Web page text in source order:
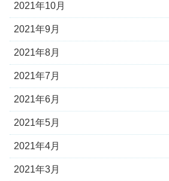
2021年10月
2021年9月
2021年8月
2021年7月
2021年6月
2021年5月
2021年4月
2021年3月